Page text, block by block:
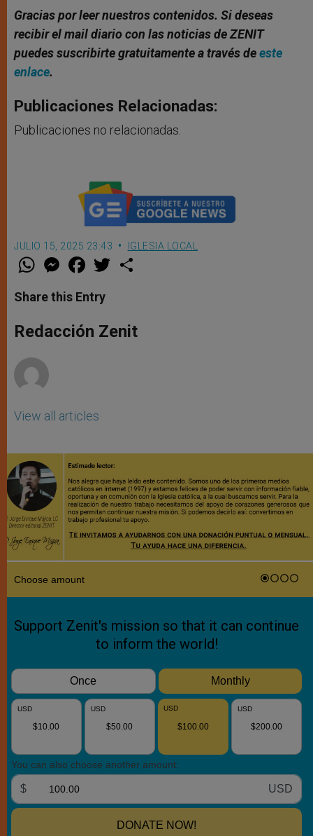
Gracias por leer nuestros contenidos. Si deseas
recibir el mail diario con las noticias de ZENIT
puedes suscribirte gratuitamente a través deeste
enlace.
Publicaciones Relacionadas:
Publicaciones no relacionadas.
JULIO 15, 2025 23:43 IGLESIA LOCAL
W
t
s
p
p
M
e
s
e
g
e
F
a
e
b
o
k
w
r
Share this Entry
Redacción Zenit
View all articles